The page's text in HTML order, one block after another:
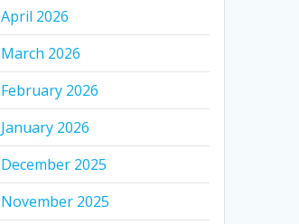
April 2026
March 2026
February 2026
January 2026
December 2025
November 2025